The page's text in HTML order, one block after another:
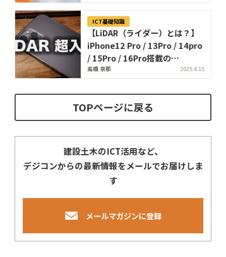
ICT基礎知識
【LiDAR（ライダー）とは？】
iPhone12 Pro / 13Pro / 14pro
/ 15Pro / 16Pro搭載の
「LiDAR」の仕組みをやさしく
上昇 〜
高橋 奈那 2025.4.15
TOPページに戻る
建設土木のICT活用など、
デジコンからの最新情報をメールでお届けしま
す
メールマガジンに登録